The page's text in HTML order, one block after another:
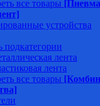
все товары
устройства
подкатегории
лента
лента
все товары